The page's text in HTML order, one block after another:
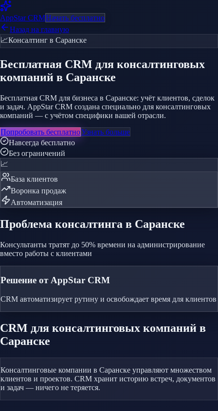
AppStarCRMНачать бесплатно
Назад на главную
📈Консалтинг в Саранске
Бесплатная CRM для консалтинговых
компаний в Саранске
Бесплатная CRM для бизнеса в Саранске: учёт клиентов, сделок
и задач. AppStar CRM создана специально для консалтинговых
компаний — с учётом специфики вашей отрасли.
Попробовать бесплатноУзнать больше
Навсегда бесплатно
Без ограничений
📈
База клиентов
Воронка продаж
Автоматизация
Проблема консалтинга в Саранске
Консультанты тратят до 50% времени на администрирование
вместо работы с клиентами
Решение от AppStar CRM
CRM автоматизирует рутину и освобождает время для клиентов
CRM для консалтинговых компаний в
Саранске
Консалтинговые компании в Саранске управляют множеством
клиентов и проектов. CRM хранит историю встреч, документов
и задач — ничего не теряется.